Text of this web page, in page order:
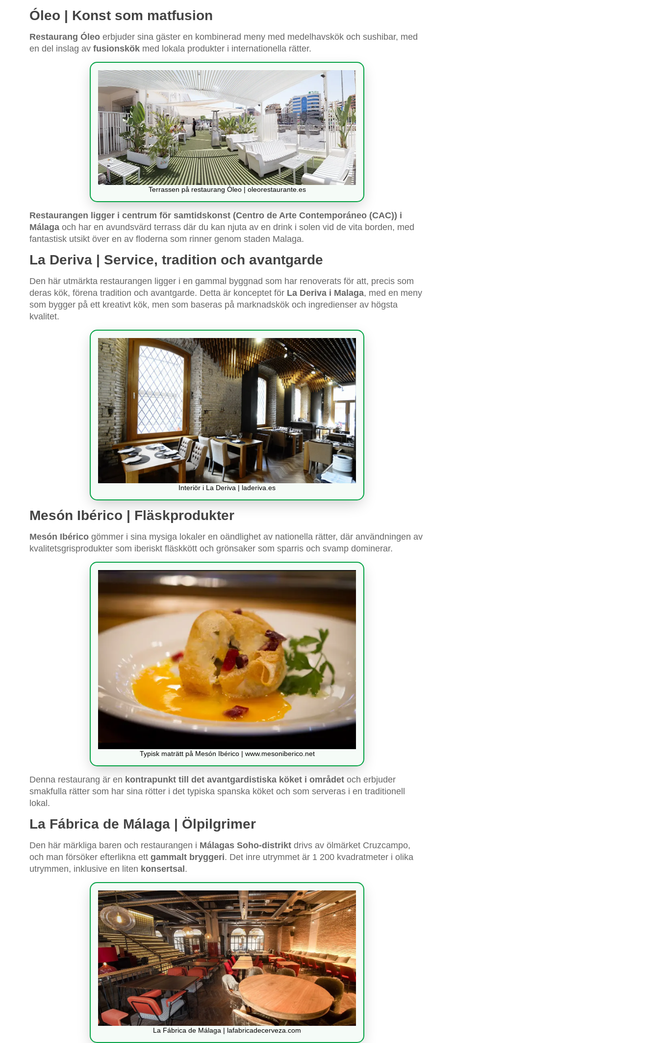
Óleo | Konst som matfusion
Restaurang Óleo erbjuder sina gäster en kombinerad meny med medelhavskök och sushibar, med
en del inslag av fusionskök med lokala produkter i internationella rätter.
Terrassen på restaurang Óleo | oleorestaurante.es
Restaurangen ligger i centrum för samtidskonst (Centro de Arte Contemporáneo (CAC)) i
Málaga och har en avundsvärd terrass där du kan njuta av en drink i solen vid de vita borden, med
fantastisk utsikt över en av floderna som rinner genom staden Malaga.
La Deriva | Service, tradition och avantgarde
Den här utmärkta restaurangen ligger i en gammal byggnad som har renoverats för att, precis som
deras kök, förena tradition och avantgarde. Detta är konceptet för La Deriva i Malaga, med en meny
som bygger på ett kreativt kök, men som baseras på marknadskök och ingredienser av högsta
kvalitet.
Interiör i La Deriva | laderiva.es
Mesón Ibérico | Fläskprodukter
Mesón Ibérico gömmer i sina mysiga lokaler en oändlighet av nationella rätter, där användningen av
kvalitetsgrisprodukter som iberiskt fläskkött och grönsaker som sparris och svamp dominerar.
Typisk maträtt på Mesón Ibérico | www.mesoniberico.net
Denna restaurang är en kontrapunkt till det avantgardistiska köket i området och erbjuder
smakfulla rätter som har sina rötter i det typiska spanska köket och som serveras i en traditionell
lokal.
La Fábrica de Málaga | Ölpilgrimer
Den här märkliga baren och restaurangen i Málagas Soho-distrikt drivs av ölmärket Cruzcampo,
och man försöker efterlikna ett gammalt bryggeri. Det inre utrymmet är 1 200 kvadratmeter i olika
utrymmen, inklusive en liten konsertsal .
La Fábrica de Málaga | lafabricadecerveza.com